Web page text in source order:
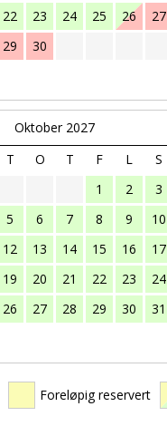
22 23 24 25 26
27
29 30
Oktober 2027
T O T F L
S
1 2
3
5 6 7 8 9
10
12 13 14 15 16
17
19 20 21 22 23
24
26 27 28 29 30 31
Foreløpig reservert